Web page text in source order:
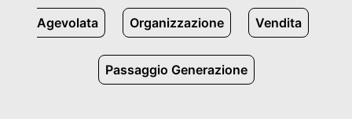
Agevolata Organizzazione Vendita
Passaggio Generazione